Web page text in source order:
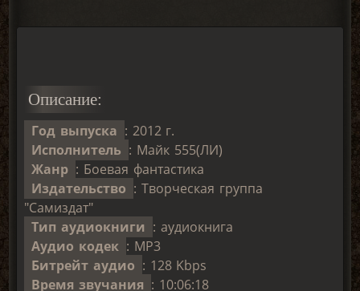
Описание:
Год выпуска : 2012 г.
Исполнитель : Майк 555(ЛИ)
Жанр : Боевая фантастика
Издательство : Творческая группа
"Самиздат"
Тип аудиокниги : аудиокнига
Аудио кодек : MP3
Битрейт аудио : 128 Kbps
Время звучания : 10:06:18